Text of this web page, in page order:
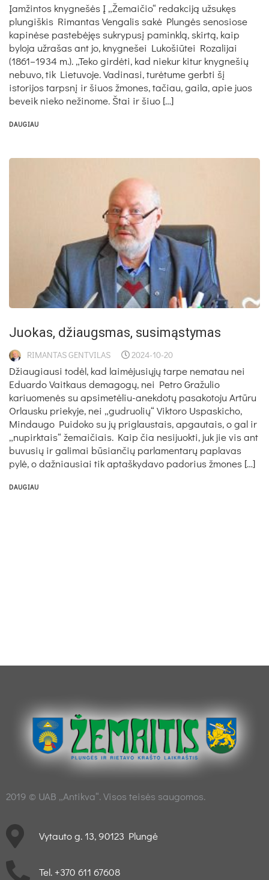
Įamžintos knygnešės Į „Žemaičio“ redakciją užsukęs
plungiškis Rimantas Vengalis sakė Plungės senosiose
kapinėse pastebėjęs sukrypusį paminklą, skirtą, kaip
byloja užrašas ant jo, knygnešei Lukošiūtei Rozalijai
(1861–1934 m.). „Teko girdėti, kad niekur kitur knygnešių
nebuvo, tik Lietuvoje. Vadinasi, turėtume gerbti šį
istorijos tarpsnį ir šiuos žmones, tačiau, gaila, apie juos
beveik nieko nežinome. Štai ir šiuo […]
DAUGIAU
Juokas, džiaugsmas, susimąstymas
RIMANTAS GENTVILAS 2024-10-20
Džiaugiausi todėl, kad laimėjusiųjų tarpe nematau nei
Eduardo Vaitkaus demagogų, nei Petro Gražulio
kariuomenės su apsimetėliu-anekdotų pasakotoju Artūru
Orlausku priekyje, nei „gudruolių“ Viktoro Uspaskicho,
Mindaugo Puidoko su jų priglaustais, apgautais, o gal ir
„nupirktais“ žemaičiais. Kaip čia nesijuokti, juk jie vis ant
buvusių ir galimai būsiančių parlamentarų paplavas
pylė, o dažniausiai tik aptaškydavo padorius žmones […]
DAUGIAU
2019 © UAB „Antikva“. Visos teisės saugomos.
Vytauto g. 13, 90123 Plungė
Tel. +370 611 67608